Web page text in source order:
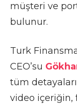
müşteri ve
bulunur.
Turk
CEO’su
tüm
video içeriğin,